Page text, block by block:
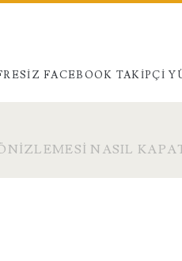
FACEBOOK TAKIPÇI
NASIL